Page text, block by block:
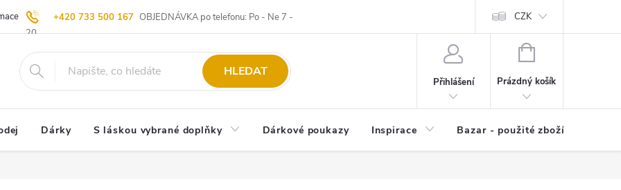
+420 733 500 167 OBJEDNÁVKA po telefonu: Po - Ne 7 -
20
| Vrácení zboží Blog 20 let u Starých Komisní prodej | Výkup zboží Kvalita zboží Spolupráce |
CZK
HLEDAT
Přihlášení
NÁKUPNÍ
Prázdný košík
Dárky S láskou vybrané doplňky Dárkové poukazy Inspirace Bazar - použité zboží